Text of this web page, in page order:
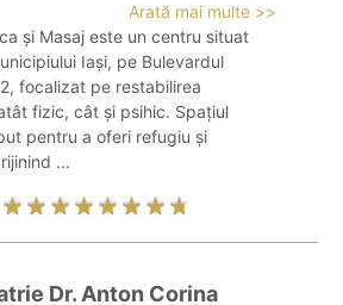
Arată mai multe >>
și Masaj este un centru situat
Iași, pe Bulevardul
focalizat pe restabilirea
fizic, cât și psihic. Spațiul
pentru a oferi refugiu și
...
Dr. Anton Corina